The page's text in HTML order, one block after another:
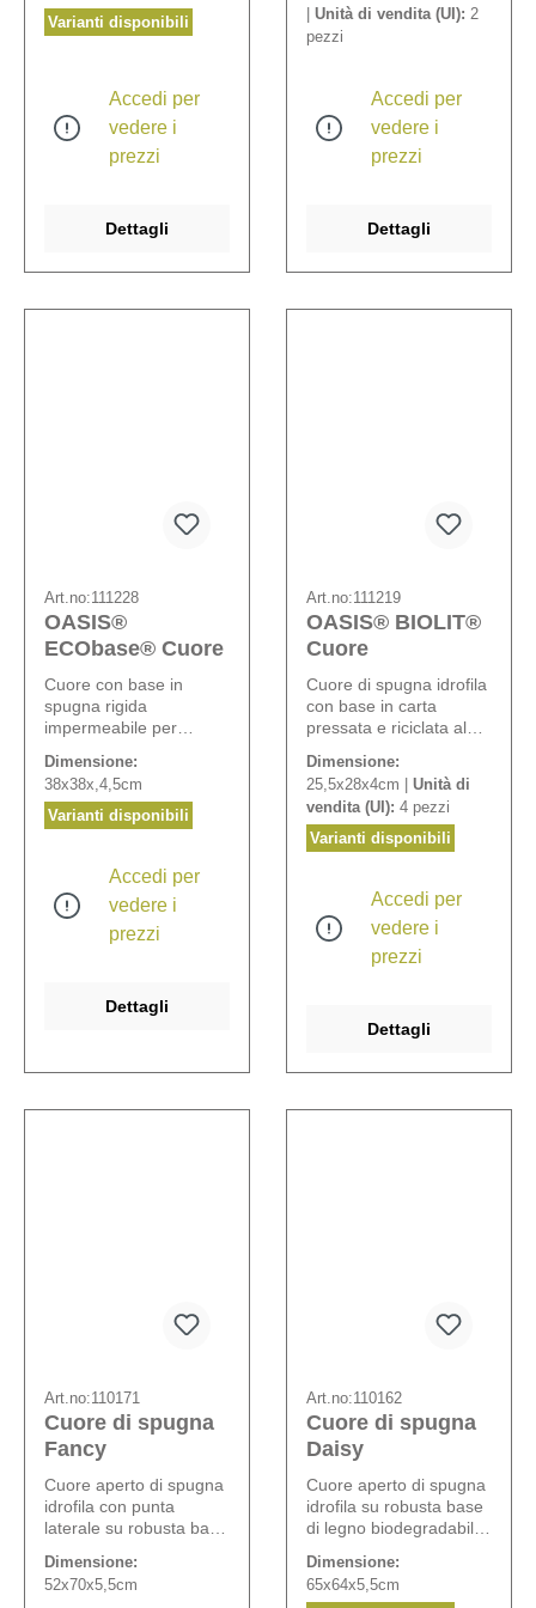
Varianti disponibili
Accedi per
vedere i
prezzi
Dettagli
| Unità di vendita (UI): 2
pezzi
Accedi per
vedere i
prezzi
Dettagli
Art.no:111228
OASIS®
ECObase® Cuore
Cuore con base in
spugna rigida
impermeabile per
oppure da portare al
cimitero. Grazie al
sistema OASIS® Easy-
Click i piedini compresi
in pochi secondi a tutti i
cuori OASIS®
ECObase®.
Dimensione:
38x38x,4,5cm
Varianti disponibili
Accedi per
vedere i
prezzi
Dettagli
Art.no:111219
OASIS® BIOLIT®
Cuore
Cuore di spugna idrofila
con base in carta
pressata e riciclata al
accumulare acqua
permette di preparare in
anticipo le composizioni
floreali.
Dimensione:
25,5x28x4cm | Unità di
vendita (UI): 4 pezzi
Varianti disponibili
Accedi per
vedere i
prezzi
Dettagli
Art.no:110171
Cuore di spugna
Fancy
Cuore aperto di spugna
idrofila con punta
laterale su robusta base
Comprensivo di set
completo Opiflor
Dimensione:
52x70x5,5cm
Art.no:110162
Cuore di spugna
Daisy
Cuore aperto di spugna
idrofila su robusta base
di legno biodegradabile.
completo Opiflor
composto da cuscinetti
Dimensione:
65x64x5,5cm